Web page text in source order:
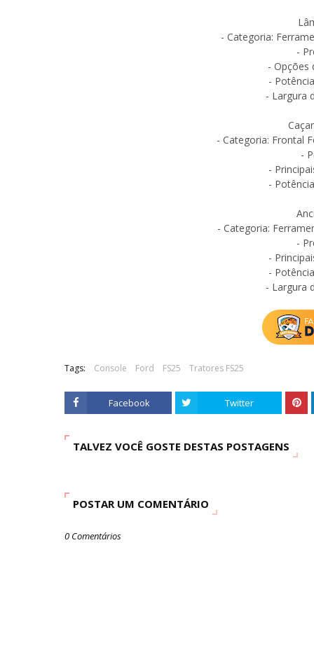
- Categoria:
-
- Opções
-
- Largura
- Categoria: Frontal
-
-
-
- Categoria:
-
-
-
- Largura
Tags: Console Ford FS25 Tratores FS25
Facebook Twitter
TALVEZ VOCÊ GOSTE DESTAS POSTAGENS
POSTAR UM COMENTÁRIO
0 Comentários